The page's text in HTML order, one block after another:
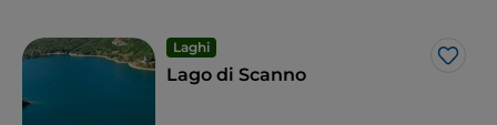
Laghi
Like
Lago di Scanno